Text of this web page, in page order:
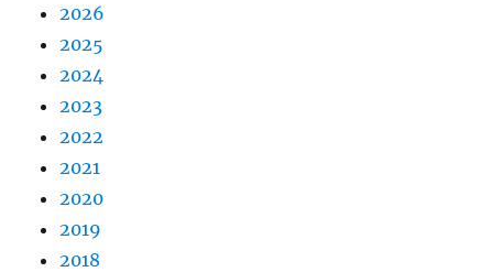
2026
2025
2024
2023
2022
2021
2020
2019
2018